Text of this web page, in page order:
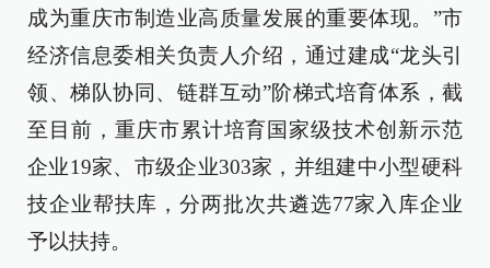
成为重庆市制造业高质量发展的重要体现。”市
经济信息委相关负责人介绍，通过建成“龙头引
领、梯队协同、链群互动”阶梯式培育体系，截
至目前，重庆市累计培育国家级技术创新示范
企业19家、市级企业303家，并组建中小型硬科
技企业帮扶库，分两批次共遴选77家入库企业
予以扶持。